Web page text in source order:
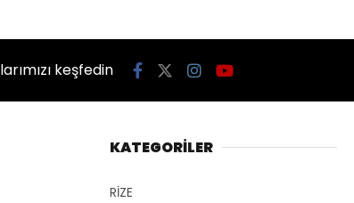
keşfedin
KATEGORİLER
RİZE